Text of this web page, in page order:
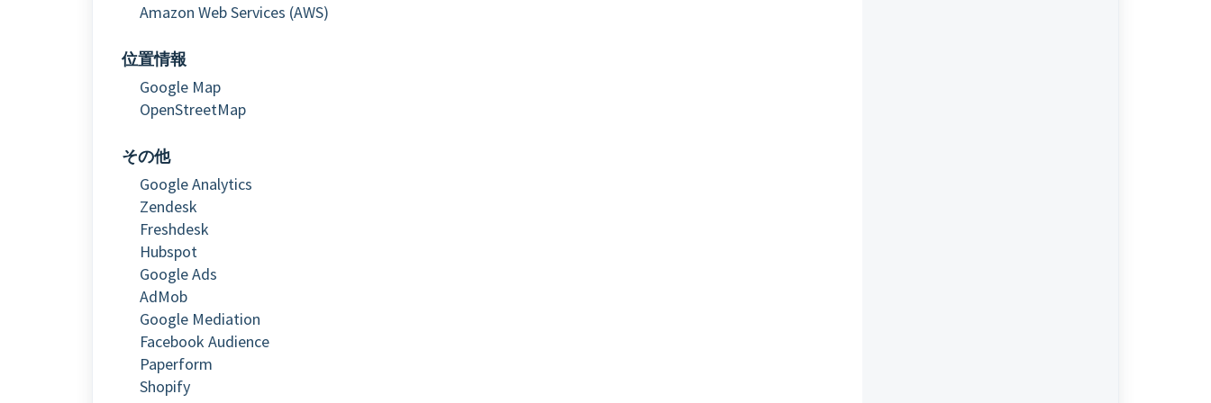
Amazon Web Services (AWS)
位置情報
Google Map
OpenStreetMap
その他
Google Analytics
Zendesk
Freshdesk
Hubspot
Google Ads
AdMob
Google Mediation
Facebook Audience
Paperform
Shopify